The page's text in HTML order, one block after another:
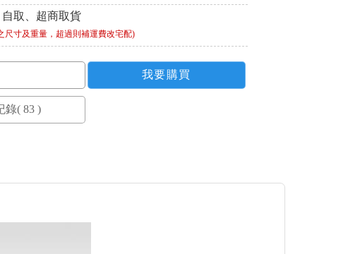
取、超商取貨
尺寸及重量，超過則補運費改宅配)